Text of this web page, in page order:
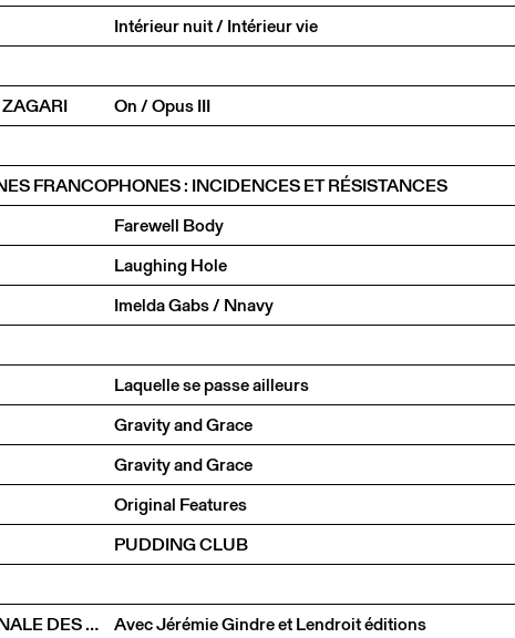
Intérieur nuit / Intérieur vie
On / Opus III
FRANCOPHONES : INCIDENCES ET RÉSISTANCES
Farewell Body
Laughing Hole
Imelda Gabs / Nnavy
Laquelle se passe ailleurs
Gravity and Grace
Gravity and Grace
Original Features
PUDDING CLUB
LES ÉDITIONS DU CCS À LA CITÉ INTERNATIONALE DES ARTS
Avec Jérémie Gindre et Lendroit éditions